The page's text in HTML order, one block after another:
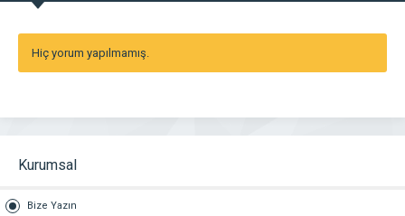
Hiç yorum yapılmamış.
Kurumsal
Bize Yazın